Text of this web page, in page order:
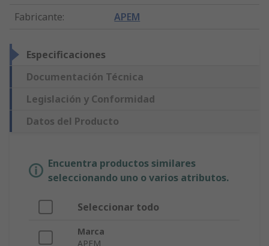
Fabricante: APEM
Especificaciones
Documentación Técnica
Legislación y Conformidad
Datos del Producto
Encuentra productos similares
seleccionando uno o varios atributos.
Seleccionar todo
Marca
APEM